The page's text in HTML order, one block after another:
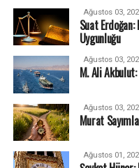
Ağustos 03,
Suat Erdoğan:
Uygunluğu
Ağustos 03,
M. Ali
Ağustos 03,
Murat
Ağustos 01,